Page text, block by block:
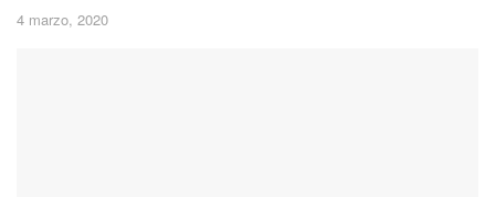
4 marzo, 2020